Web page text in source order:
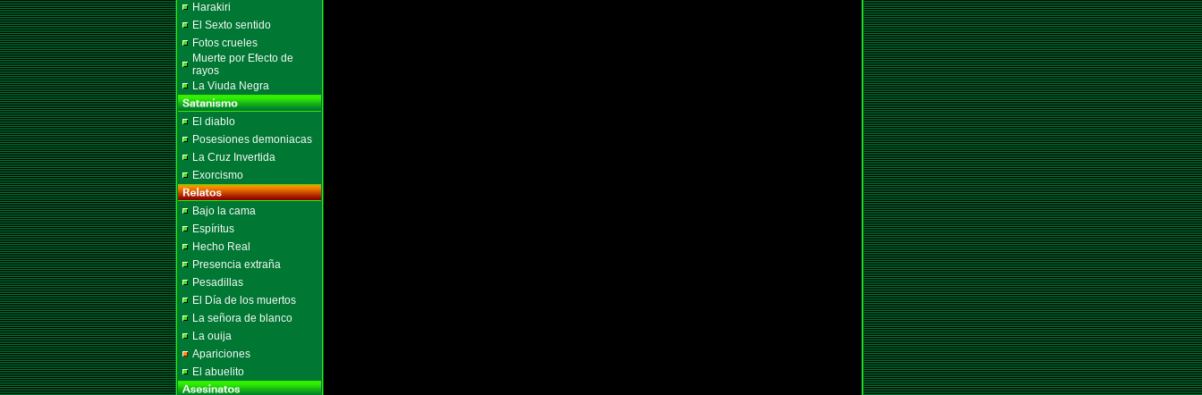
Harakiri
El Sexto sentido
Fotos crueles
Muerte por Efecto de
rayos
La Viuda Negra
El diablo
Posesiones demoniacas
La Cruz Invertida
Exorcismo
Bajo la cama
Espíritus
Hecho Real
Presencia extraña
Pesadillas
El Día de los muertos
La señora de blanco
La ouija
Apariciones
El abuelito